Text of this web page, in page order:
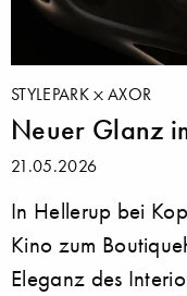
STYLEPARK AXOR
Neuer Glanz
21.05.2026
In Hellerup bei
Kino zum
Eleganz des